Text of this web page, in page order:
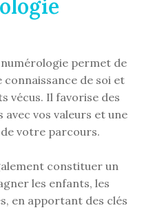
permet de
de soi et
vécus. Il favorise des
vos valeurs et une
votre parcours.
constituer un
les enfants, les
en apportant des clés